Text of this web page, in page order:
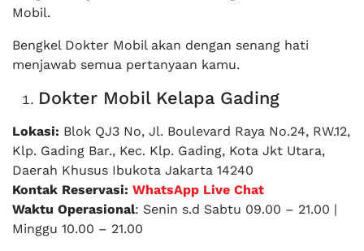
Mobil.
Bengkel Dokter Mobil akan dengan senang hati
menjawab semua pertanyaan kamu.
Dokter Mobil Kelapa Gading
Lokasi: Blok QJ3 No, Jl. Boulevard Raya No.24, RW.12,
Klp. Gading Bar., Kec. Klp. Gading, Kota Jkt Utara,
Daerah Khusus Ibukota Jakarta 14240
Kontak Reservasi: WhatsApp Live Chat
Waktu Operasional: Senin s.d Sabtu 09.00 – 21.00 |
Minggu 10.00 – 21.00